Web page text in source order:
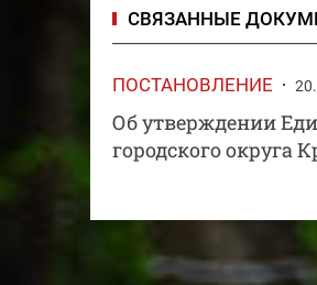
СВЯЗАННЫЕ
ПОСТАНОВЛЕНИЕ
Об утверждении
городского округа